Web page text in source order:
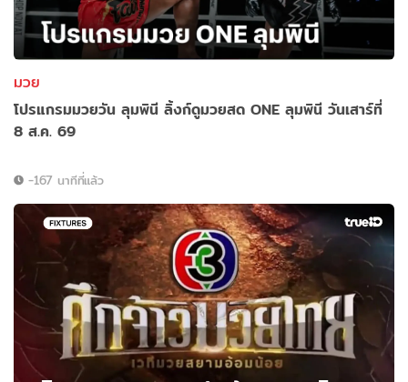
มวย
โปรแกรมมวยวัน ลุมพินี ลิ้งก์ดูมวยสด ONE ลุมพินี วันเสาร์ที่
8 ส.ค. 69
-167 นาทีที่แล้ว